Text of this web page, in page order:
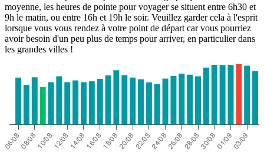
moyenne, les heures de pointe pour voyager se situent entre 6h30 et
9h le matin, ou entre 16h et 19h le soir. Veuillez garder cela à l'esprit
lorsque vous vous rendez à votre point de départ car vous pourriez
avoir besoin d'un peu plus de temps pour arriver, en particulier dans
les grandes villes !